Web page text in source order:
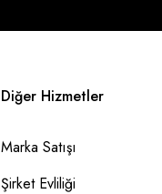
Diğer Hizmetler
Marka Satışı
Şirket Evliliği